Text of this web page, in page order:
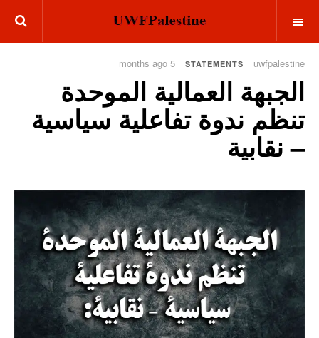
uwfpalestine
STATEMENTS
5 months ago
الجبهة العمالية الموحدة
تنظم ندوة تفاعلية سياسية
– نقابية